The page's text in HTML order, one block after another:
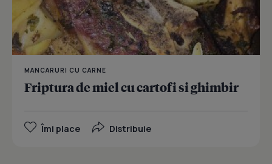
MANCARURI CU CARNE
Friptura de miel cu cartofi si ghimbir
Îmi place Distribuie